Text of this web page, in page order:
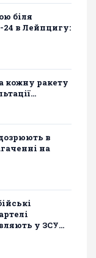
біля
24 в Лейпцигу:
кожну ракету
в
на
у ЗСУ...